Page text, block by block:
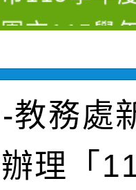
)語及新住
市115學
府政風處
綠能透明
學年度全
點」及修
115年度
教務處
理「